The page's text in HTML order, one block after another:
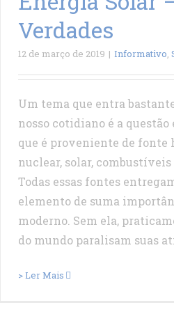
Verdades
12 de março de 2019 | Informativo,
Um tema que entra
nosso cotidiano é a
que é proveniente de fonte
nuclear, solar, combustíveis
Todas essas fontes
elemento de suma
moderno. Sem ela,
do mundo paralisam suas
> Ler Mais